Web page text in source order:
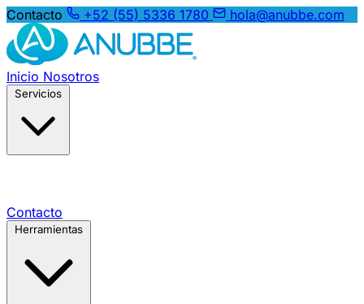
Contacto +52 (55) 5336 1780 hola@anubbe.com
Inicio Nosotros
Contacto